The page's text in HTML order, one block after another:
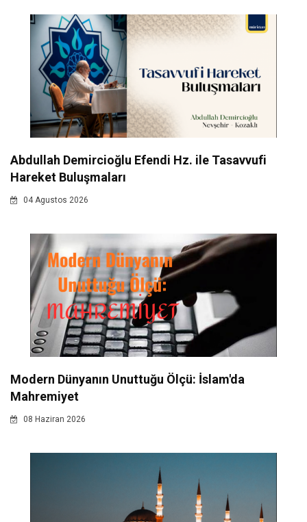
Abdullah Demircioğlu Efendi Hz. ile Tasavvufi
Hareket Buluşmaları
04 Agustos 2026
Modern Dünyanın Unuttuğu Ölçü: İslam'da
Mahremiyet
08 Haziran 2026